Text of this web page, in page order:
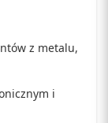
z metalu,
i